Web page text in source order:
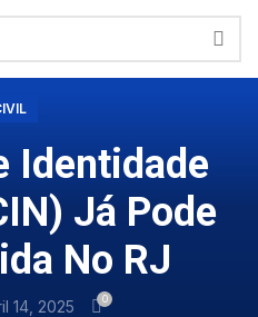
Identidade
Já Pode
No RJ
14, 2025 0